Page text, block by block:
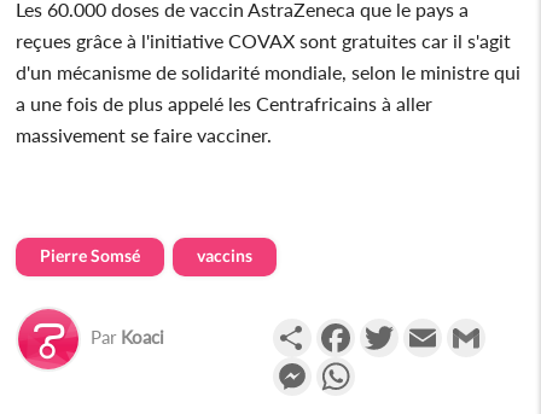
Les 60.000 doses de vaccin AstraZeneca que le pays a
reçues grâce à l'initiative COVAX sont gratuites car il s'agit
d'un mécanisme de solidarité mondiale, selon le ministre qui
a une fois de plus appelé les Centrafricains à aller
massivement se faire vacciner.
Pierre Somsé vaccins
Par Koaci PartagerFacebookTwitterEmail
Messenger